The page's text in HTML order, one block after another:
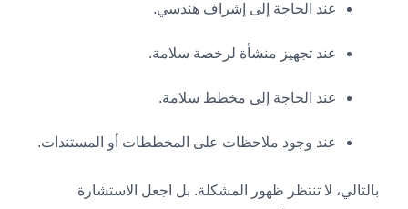
عند الحاجة إلى إشراف هندسي.
عند تجهيز منشأة لرخصة سلامة.
عند الحاجة إلى مخطط سلامة.
عند وجود ملاحظات على المخططات أو المستندات.
بالتالي، لا تنتظر ظهور المشكلة. بل اجعل الاستشارة